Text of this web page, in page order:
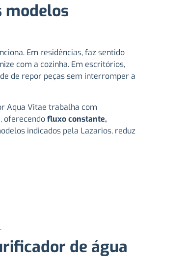
modelos
Em residências, faz sentido
com a cozinha. Em escritórios,
de repor peças sem interromper a
Aqua Vitae trabalha com
oferecendofluxo constante,
indicados pela Lazarios, reduz
de água